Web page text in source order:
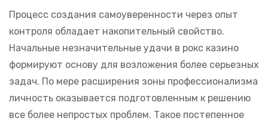
Процесс создания самоуверенности через опыт
контроля обладает накопительный свойство.
Начальные незначительные удачи в рокс казино
формируют основу для возложения более серьезных
задач. По мере расширения зоны профессионализма
личность оказывается подготовленным к решению
все более непростых проблем. Такое постепенное